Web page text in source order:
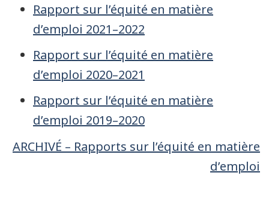
Rapport sur l’équité en matière
d’emploi 2021–2022
Rapport sur l’équité en matière
d’emploi 2020–2021
Rapport sur l’équité en matière
d’emploi 2019–2020
ARCHIVÉ – Rapports sur l’équité en matière
d’emploi